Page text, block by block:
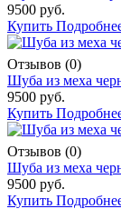
9500 руб.
Купить
Отзывов (0)
Шуба из меха
9500 руб.
Купить
Отзывов (0)
Шуба из меха
9500 руб.
Купить